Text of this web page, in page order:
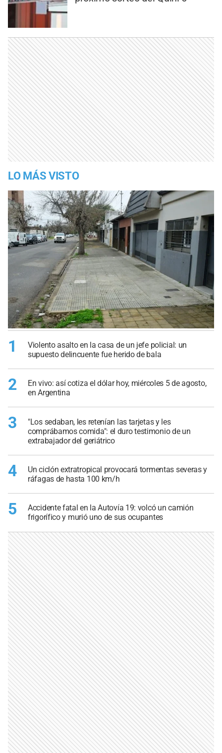
LO MÁS VISTO
1
Violento asalto en la casa de un jefe policial: un
supuesto delincuente fue herido de bala
2
En vivo: así cotiza el dólar hoy, miércoles 5 de agosto,
en Argentina
3
"Los sedaban, les retenían las tarjetas y les
comprábamos comida": el duro testimonio de un
extrabajador del geriátrico
4
Un ciclón extratropical provocará tormentas severas y
ráfagas de hasta 100 km/h
5
Accidente fatal en la Autovía 19: volcó un camión
frigorífico y murió uno de sus ocupantes